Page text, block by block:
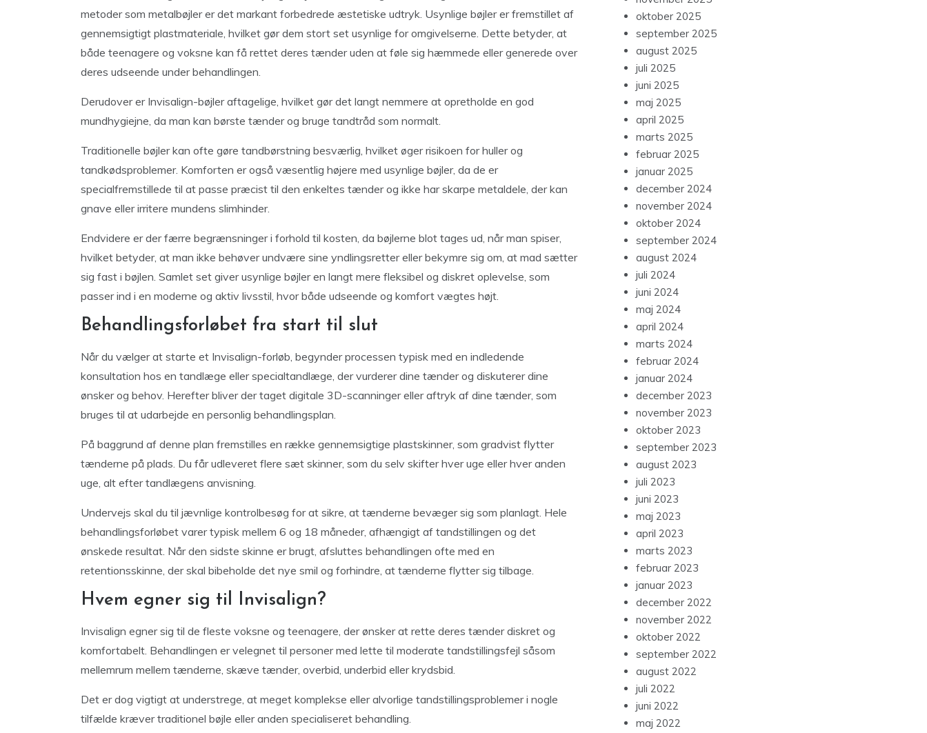
metoder som metalbøjler er det markant forbedrede æstetiske udtryk. Usynlige bøjler er fremstillet af
gennemsigtigt plastmateriale, hvilket gør dem stort set usynlige for omgivelserne. Dette betyder, at
både teenagere og voksne kan få rettet deres tænder uden at føle sig hæmmede eller generede over
deres udseende under behandlingen.
Derudover er Invisalign-bøjler aftagelige, hvilket gør det langt nemmere at opretholde en god
mundhygiejne, da man kan børste tænder og bruge tandtråd som normalt.
Traditionelle bøjler kan ofte gøre tandbørstning besværlig, hvilket øger risikoen for huller og
tandkødsproblemer. Komforten er også væsentlig højere med usynlige bøjler, da de er
specialfremstillede til at passe præcist til den enkeltes tænder og ikke har skarpe metaldele, der kan
gnave eller irritere mundens slimhinder.
Endvidere er der færre begrænsninger i forhold til kosten, da bøjlerne blot tages ud, når man spiser,
hvilket betyder, at man ikke behøver undvære sine yndlingsretter eller bekymre sig om, at mad sætter
sig fast i bøjlen. Samlet set giver usynlige bøjler en langt mere fleksibel og diskret oplevelse, som
passer ind i en moderne og aktiv livsstil, hvor både udseende og komfort vægtes højt.
Behandlingsforløbet fra start til slut
Når du vælger at starte et Invisalign-forløb, begynder processen typisk med en indledende
konsultation hos en tandlæge eller specialtandlæge, der vurderer dine tænder og diskuterer dine
ønsker og behov. Herefter bliver der taget digitale 3D-scanninger eller aftryk af dine tænder, som
bruges til at udarbejde en personlig behandlingsplan.
På baggrund af denne plan fremstilles en række gennemsigtige plastskinner, som gradvist flytter
tænderne på plads. Du får udleveret flere sæt skinner, som du selv skifter hver uge eller hver anden
uge, alt efter tandlægens anvisning.
Undervejs skal du til jævnlige kontrolbesøg for at sikre, at tænderne bevæger sig som planlagt. Hele
behandlingsforløbet varer typisk mellem 6 og 18 måneder, afhængigt af tandstillingen og det
ønskede resultat. Når den sidste skinne er brugt, afsluttes behandlingen ofte med en
retentionsskinne, der skal bibeholde det nye smil og forhindre, at tænderne flytter sig tilbage.
Hvem egner sig til Invisalign?
Invisalign egner sig til de fleste voksne og teenagere, der ønsker at rette deres tænder diskret og
komfortabelt. Behandlingen er velegnet til personer med lette til moderate tandstillingsfejl såsom
mellemrum mellem tænderne, skæve tænder, overbid, underbid eller krydsbid.
Det er dog vigtigt at understrege, at meget komplekse eller alvorlige tandstillingsproblemer i nogle
tilfælde kræver traditionel bøjle eller anden specialiseret behandling.
oktober 2025
september 2025
august 2025
juli 2025
juni 2025
maj 2025
april 2025
marts 2025
februar 2025
januar 2025
december 2024
november 2024
oktober 2024
september 2024
august 2024
juli 2024
juni 2024
maj 2024
april 2024
marts 2024
februar 2024
januar 2024
december 2023
november 2023
oktober 2023
september 2023
august 2023
juli 2023
juni 2023
maj 2023
april 2023
marts 2023
februar 2023
januar 2023
december 2022
november 2022
oktober 2022
september 2022
august 2022
juli 2022
juni 2022
maj 2022